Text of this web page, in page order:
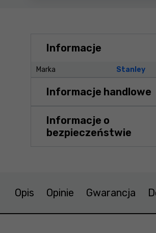
Informacje
Marka Stanley
Informacje handlowe
Informacje o
bezpieczeństwie
Opis Opinie Gwarancja